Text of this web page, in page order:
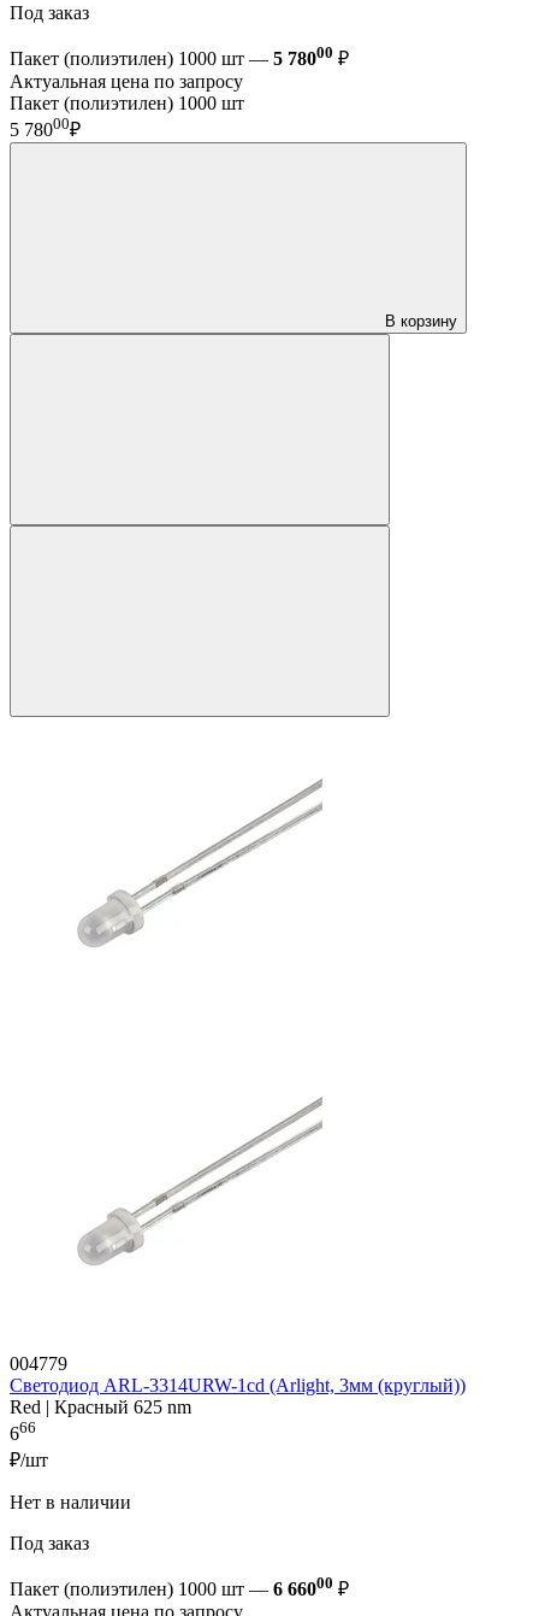
Под заказ
Пакет (полиэтилен) 1000 шт — 5 78000 ₽
Актуальная цена по запросу
Пакет (полиэтилен) 1000 шт
5 78000₽
В корзину
004779
Светодиод ARL-3314URW-1cd (Arlight, 3мм (круглый))
Red | Красный 625 nm
666
₽/шт
Нет в наличии
Под заказ
Пакет (полиэтилен) 1000 шт — 6 66000 ₽
Актуальная цена по запросу